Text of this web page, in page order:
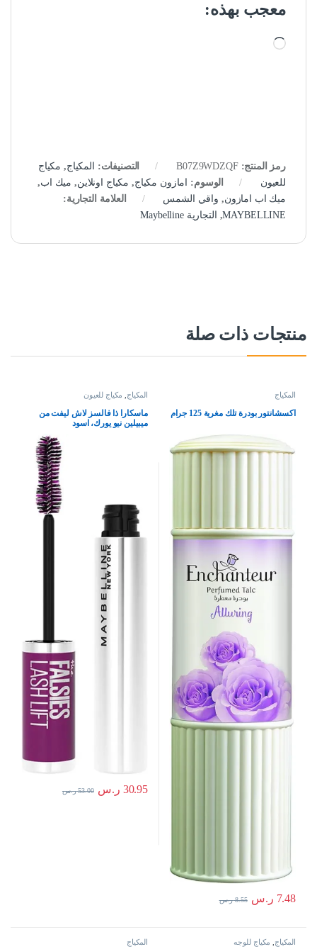
معجب بهذه:
جاري التحميل…
رمز المنتج:B07Z9WDZQF التصنيفات: المكياج, مكياج
للعيون
الوسوم: امازون مكياج, مكياج اونلاين, ميك اب,
ميك اب امازون, واقي الشمس
العلامة التجارية:
MAYBELLINE
, التجارية Maybelline
منتجات ذات صلة
المكياج
اكسشانتور بودرة تلك مغرية 125 جرام
7.48 ر.س 8.55 ر.س
المكياج مكياج للعيون
ماسكارا ذا فالسز لاش ليفت من
ميبيلين نيو يورك، اسود
30.95 ر.س 53.00 ر.س
المكياج مكياج للوجه المكياج